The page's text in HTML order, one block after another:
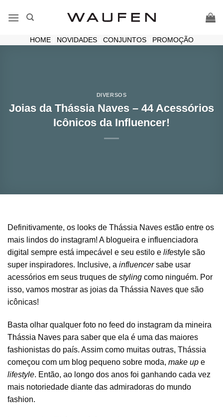
HOME| NOVIDADES| CONJUNTOS| PROMOÇÃO
DIVERSOS
Joias da Thássia Naves – 44 Acessórios
Icônicos da Influencer!
Definitivamente, os looks de Thássia Naves estão entre os
mais lindos do instagram! A blogueira e influenciadora
digital sempre está impecável e seu estilo e lifestyle são
super inspiradores. Inclusive, a influencersabe usar
acessórios em seus truques de styling como ninguém. Por
isso, vamos mostrar as joias da Thássia Naves que são
icônicas!
Basta olhar qualquer foto no feed do instagram da mineira
Thássia Naves para saber que ela é uma das maiores
fashionistas do país. Assim como muitas outras, Thássia
começou com um blog pequeno sobre moda, make up e
lifestyle. Então, ao longo dos anos foi ganhando cada vez
mais notoriedade diante das admiradoras do mundo
fashion.